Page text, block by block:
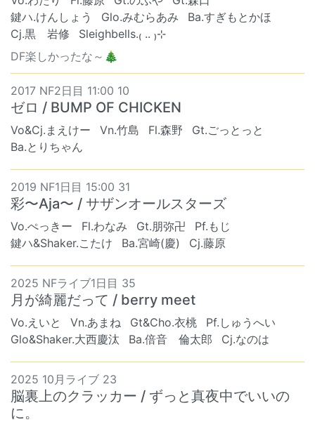
鍵ハ.けんしょう
Glo.みむらあみ
Ba.すぎもとかほ
Cj.黒 岩修
Sleighbells.₍ .. ₎⊹
DF楽しかったな～🎄
2017 NF2日目 11:00 10
ゼロ / BUMP OF CHICKEN
Vo&Cj.まえけー Vn.竹島 Fl.森野
Gt.ごっとっと
Ba.とりちゃん
2019 NF1日目 15:00 31
彩〜Aja〜 / サザンオールスターズ
Vo.ぺっきー Fl.わなみ Gt.朋弥卍
Pf.もじ
鍵ハ&Shaker.こたけ
Ba.宮崎(慶) Cj.藤原
2025 NFライブ1日目 35
月が綺麗だって / berry meet
Vo.えいと Vn.あまね Gt&Cho.衣桃
Pf.しゅうへい
Glo&Shaker.大西慶汰
Ba.倍音 倫太郎 Cj.なのは
2025 10月ライブ 23
脳裏上のクラッカー / ずっと真夜中でいいの
に。